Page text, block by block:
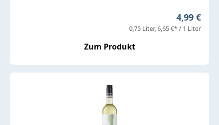
Regulärer
4,99 €
0,75 Liter 6,65 €* / 1 Liter
Zum Produkt